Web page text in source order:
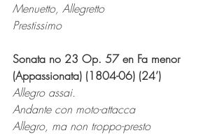
Menuetto, Allegretto
Prestissimo
Sonata no 23 Op. 57 en Fa menor
(Appassionata) (1804-06) (24’)
Allegro assai.
Andante con moto-attacca
Allegro, ma non troppo-presto